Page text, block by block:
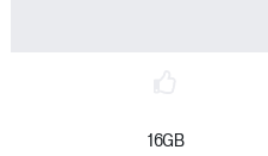
16GB